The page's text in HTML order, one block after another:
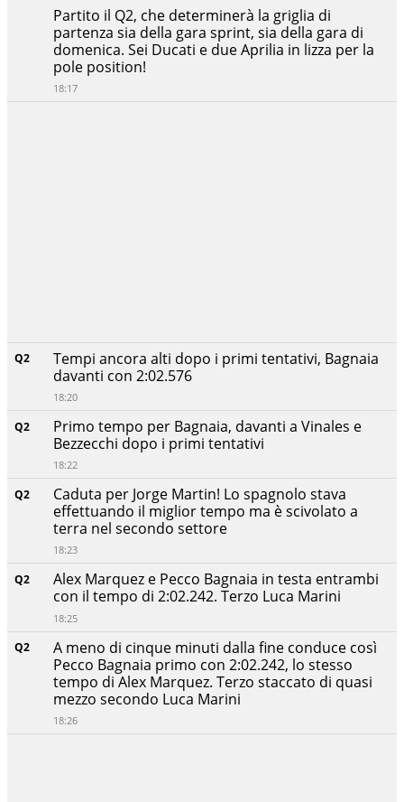
Q2
A meno di cinque minuti dalla fine conduce così
Pecco Bagnaia primo con 2:02.242, lo stesso
tempo di Alex Marquez. Terzo staccato di quasi
mezzo secondo Luca Marini
18:26
Q2
Alex Marquez e Pecco Bagnaia in testa entrambi
con il tempo di 2:02.242. Terzo Luca Marini
18:25
Q2
Caduta per Jorge Martin! Lo spagnolo stava
effettuando il miglior tempo ma è scivolato a
terra nel secondo settore
18:23
Q2
Primo tempo per Bagnaia, davanti a Vinales e
Bezzecchi dopo i primi tentativi
18:22
Q2
Tempi ancora alti dopo i primi tentativi, Bagnaia
davanti con 2:02.576
18:20
Partito il Q2, che determinerà la griglia di
partenza sia della gara sprint, sia della gara di
domenica. Sei Ducati e due Aprilia in lizza per la
pole position!
18:17